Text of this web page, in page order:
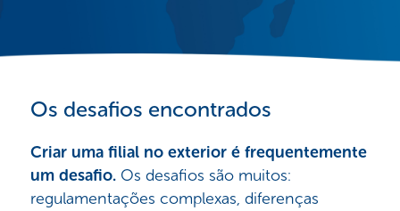
Os desafios encontrados
Criar uma filial no exterior é frequentemente
um desafio. Os desafios são muitos:
regulamentações complexas, diferenças